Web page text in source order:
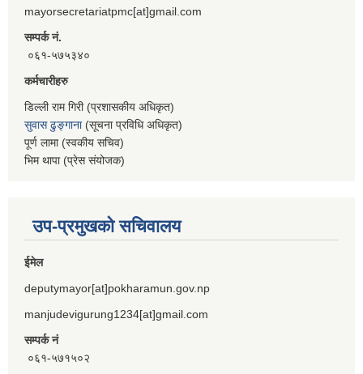
mayorsecretariatpmc[at]gmail.com
सम्पर्क नं.
०६१-५७५३४०
कर्मचारीहरु
डिल्ली राम गिरी (प्रशासकीय अधिकृत)
सुवास ढुङ्गाना(सूचना प्रविधि अधिकृत)
पूर्ण लामा (स्वकीय सचिव)
भिम थापा (प्रेस संयोजक)
उप-प्रमुखको सचिवालय
ईमेल
deputymayor[at]pokharamun.gov.np
manjudevigurung1234[at]gmail.com
सम्पर्क नं
०६१-५७१५०२